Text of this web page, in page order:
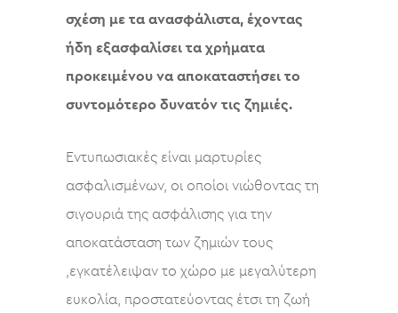
σχέση με τα ανασφάλιστα, έχοντας
ήδη εξασφαλίσει τα χρήματα
προκειμένου να αποκαταστήσει το
συντομότερο δυνατόν τις ζημιές.
Εντυπωσιακές είναι μαρτυρίες
ασφαλισμένων, οι οποίοι νιώθοντας τη
σιγουριά της ασφάλισης για την
αποκατάσταση των ζημιών τους
,εγκατέλειψαν το χώρο με μεγαλύτερη
ευκολία, προστατεύοντας έτσι τη ζωή